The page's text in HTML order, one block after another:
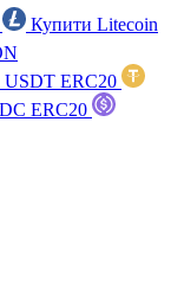
Купити Litecoin
ERC20
ERC20